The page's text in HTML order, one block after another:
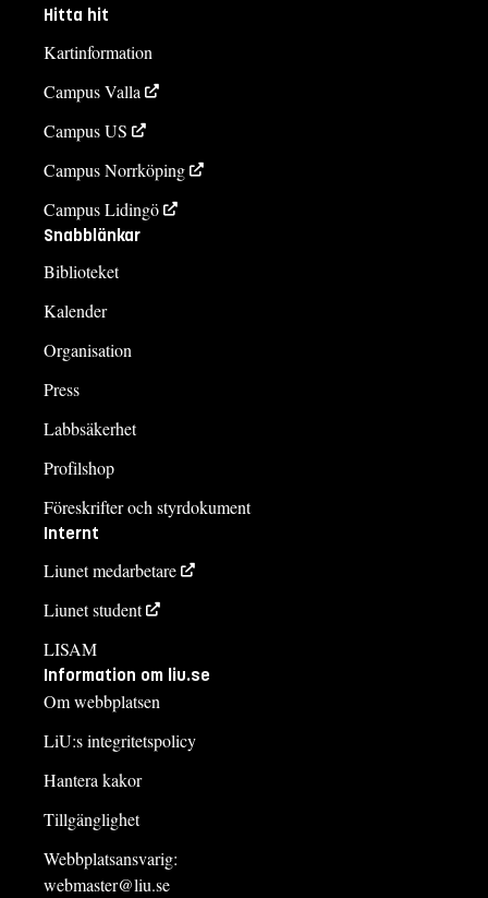
Hitta hit
Kartinformation
Campus Valla
Campus US
Campus Norrköping
Campus Lidingö
Snabblänkar
Biblioteket
Kalender
Organisation
Press
Labbsäkerhet
Profilshop
Föreskrifter och styrdokument
Internt
Liunet medarbetare
Liunet student
LISAM
Information om liu.se
Om webbplatsen
LiU:s integritetspolicy
Hantera kakor
Tillgänglighet
Webbplatsansvarig:
webmaster@liu.se